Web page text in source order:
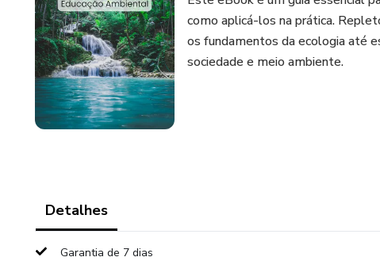
como aplicá-los na prática.
os fundamentos da ecologia até
sociedade e meio ambiente.
Detalhes
Garantia de 7 dias